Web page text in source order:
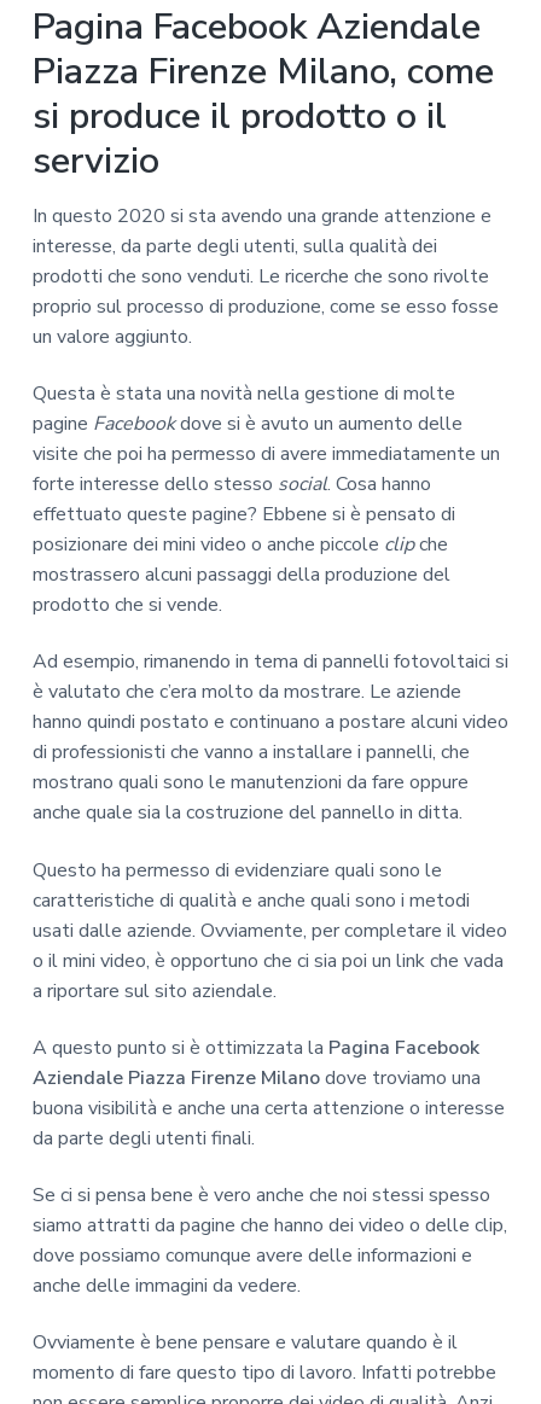
Pagina Facebook Aziendale
Piazza Firenze Milano, come
si produce il prodotto o il
servizio
In questo 2020 si sta avendo una grande attenzione e
interesse, da parte degli utenti, sulla qualità dei
prodotti che sono venduti. Le ricerche che sono rivolte
proprio sul processo di produzione, come se esso fosse
un valore aggiunto.
Questa è stata una novità nella gestione di molte
pagine Facebookdove si è avuto un aumento delle
visite che poi ha permesso di avere immediatamente un
forte interesse dello stesso social. Cosa hanno
effettuato queste pagine? Ebbene si è pensato di
posizionare dei mini video o anche piccole clipche
mostrassero alcuni passaggi della produzione del
prodotto che si vende.
Ad esempio, rimanendo in tema di pannelli fotovoltaici si
è valutato che c’era molto da mostrare. Le aziende
hanno quindi postato e continuano a postare alcuni video
di professionisti che vanno a installare i pannelli, che
mostrano quali sono le manutenzioni da fare oppure
anche quale sia la costruzione del pannello in ditta.
Questo ha permesso di evidenziare quali sono le
caratteristiche di qualità e anche quali sono i metodi
usati dalle aziende. Ovviamente, per completare il video
o il mini video, è opportuno che ci sia poi un link che vada
a riportare sul sito aziendale.
A questo punto si è ottimizzata la Pagina Facebook
Aziendale Piazza Firenze Milanodove troviamo una
buona visibilità e anche una certa attenzione o interesse
da parte degli utenti finali.
Se ci si pensa bene è vero anche che noi stessi spesso
siamo attratti da pagine che hanno dei video o delle clip,
dove possiamo comunque avere delle informazioni e
anche delle immagini da vedere.
Ovviamente è bene pensare e valutare quando è il
momento di fare questo tipo di lavoro. Infatti potrebbe